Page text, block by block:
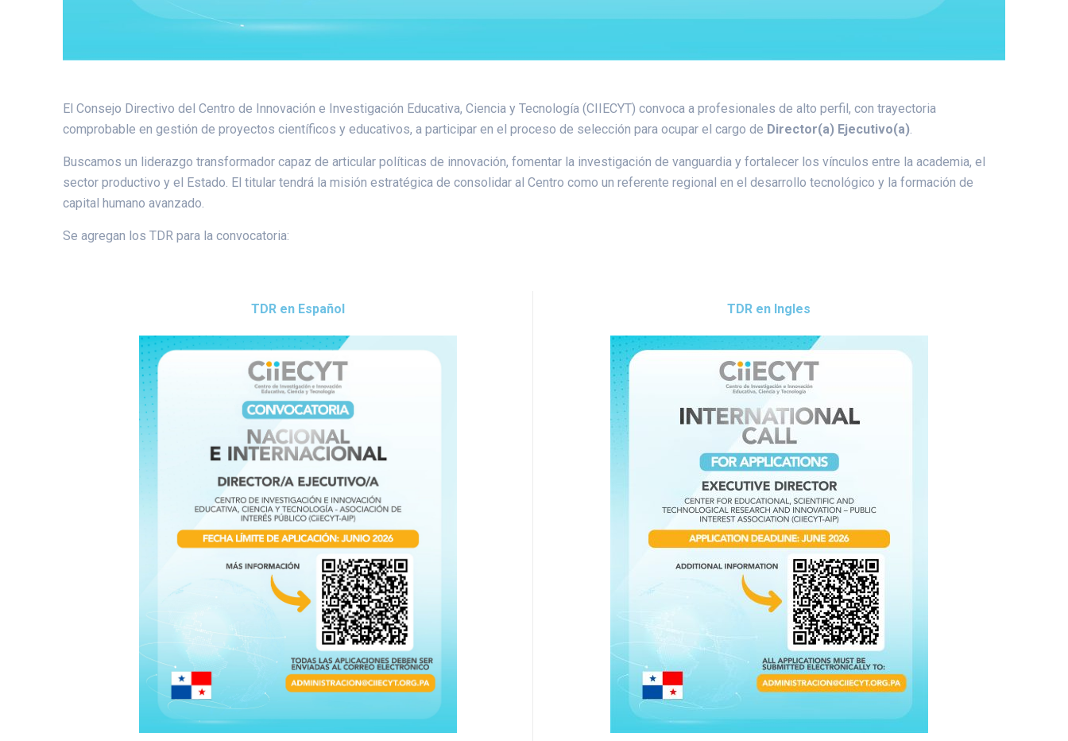
El Consejo Directivo del Centro de Innovación e Investigación Educativa, Ciencia y Tecnología (CIIECYT) convoca a profesionales de alto perfil, con trayectoria
comprobable en gestión de proyectos científicos y educativos, a participar en el proceso de selección para ocupar el cargo de Director(a) Ejecutivo(a).
Buscamos un liderazgo transformador capaz de articular políticas de innovación, fomentar la investigación de vanguardia y fortalecer los vínculos entre la academia, el
sector productivo y el Estado. El titular tendrá la misión estratégica de consolidar al Centro como un referente regional en el desarrollo tecnológico y la formación de
capital humano avanzado.
Se agregan los TDR para la convocatoria:
TDR en Español TDR en Ingles